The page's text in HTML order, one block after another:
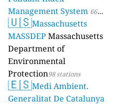
Management System 66
stations
🇺🇸Massachusetts
MASSDEP Massachusetts
Department of
Environmental
Protection98 stations
🇪🇸Medi Ambient.
Generalitat De Catalunya